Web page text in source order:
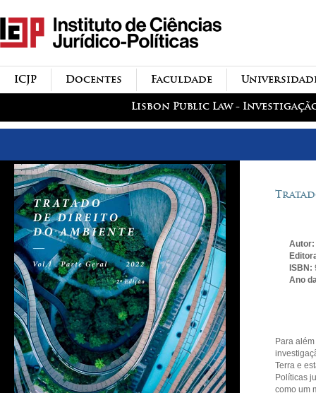
principal
icjp
menu-institucional Faculdade
Docentes
ICJP
Lisbon Public Law -
ISBN:
Ano
Para
Terra e
Políticas
como um